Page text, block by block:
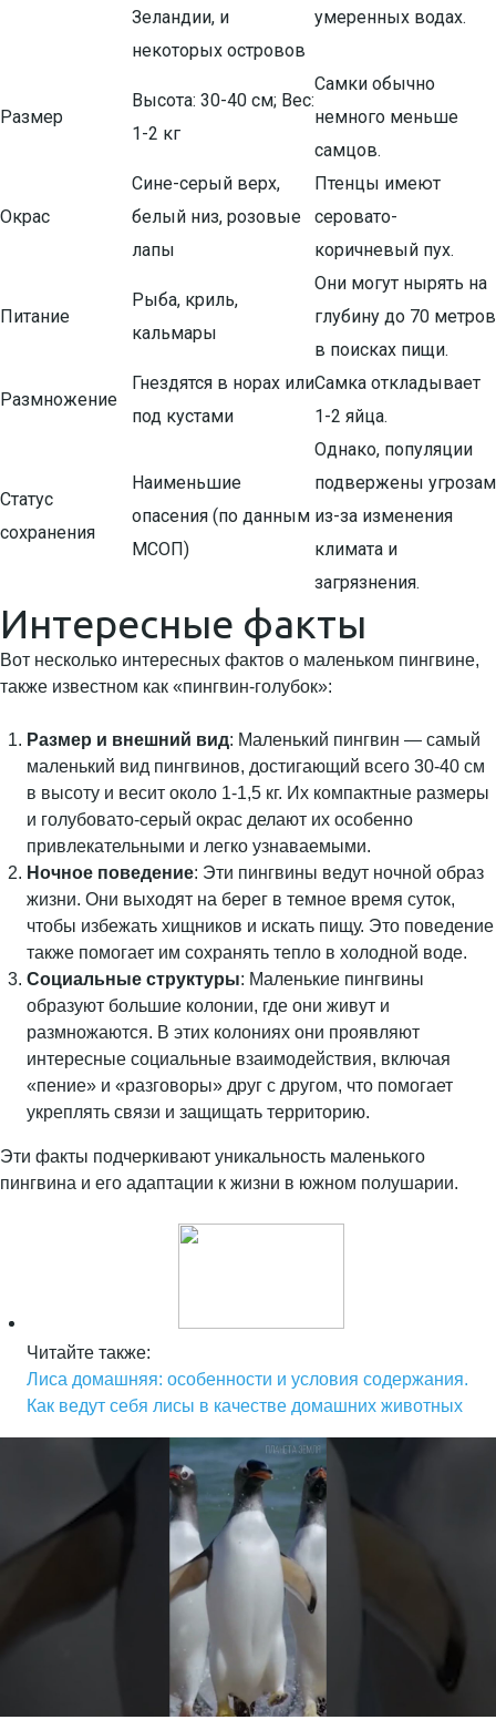
Зеландии, и
некоторых островов
умеренных водах.
Размер
Высота: 30-40 см; Вес:
1-2 кг
Самки обычно
немного меньше
самцов.
Окрас
Сине-серый верх,
белый низ, розовые
лапы
Птенцы имеют
серовато-
коричневый пух.
Питание
Рыба, криль,
кальмары
Они могут нырять на
глубину до 70 метров
в поисках пищи.
Размножение
Гнездятся в норах или
под кустами
Самка откладывает
1-2 яйца.
Статус
сохранения
Наименьшие
опасения (по данным
МСОП)
Однако, популяции
подвержены угрозам
из-за изменения
климата и
загрязнения.
Интересные факты
Вот несколько интересных фактов о маленьком пингвине,
также известном как «пингвин-голубок»:
Размер и внешний вид: Маленький пингвин — самый
маленький вид пингвинов, достигающий всего 30-40 см
в высоту и весит около 1-1,5 кг. Их компактные размеры
и голубовато-серый окрас делают их особенно
привлекательными и легко узнаваемыми.
Ночное поведение: Эти пингвины ведут ночной образ
жизни. Они выходят на берег в темное время суток,
чтобы избежать хищников и искать пищу. Это поведение
также помогает им сохранять тепло в холодной воде.
Социальные структуры: Маленькие пингвины
образуют большие колонии, где они живут и
размножаются. В этих колониях они проявляют
интересные социальные взаимодействия, включая
«пение» и «разговоры» друг с другом, что помогает
укреплять связи и защищать территорию.
Эти факты подчеркивают уникальность маленького
пингвина и его адаптации к жизни в южном полушарии.
Читайте также:
Лиса домашняя: особенности и условия содержания.
Как ведут себя лисы в качестве домашних животных